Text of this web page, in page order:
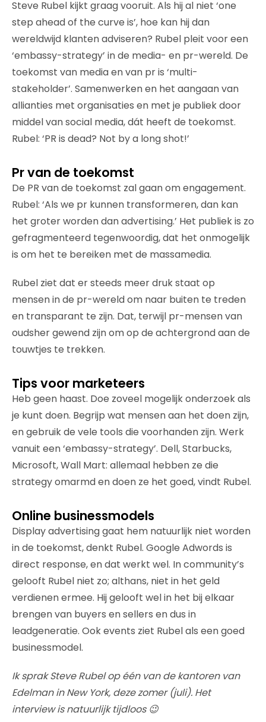
Steve Rubel kijkt graag vooruit. Als hij al niet ‘one
step ahead of the curve is’, hoe kan hij dan
wereldwijd klanten adviseren? Rubel pleit voor een
‘embassy-strategy’ in de media- en pr-wereld. De
toekomst van media en van pr is ‘multi-
stakeholder’. Samenwerken en het aangaan van
allianties met organisaties en met je publiek door
middel van social media, dát heeft de toekomst.
Rubel: ‘PR is dead? Not by a long shot!’
Pr van de toekomst
De PR van de toekomst zal gaan om engagement.
Rubel: ‘Als we pr kunnen transformeren, dan kan
het groter worden dan advertising.’ Het publiek is zo
gefragmenteerd tegenwoordig, dat het onmogelijk
is om het te bereiken met de massamedia.
Rubel ziet dat er steeds meer druk staat op
mensen in de pr-wereld om naar buiten te treden
en transparant te zijn. Dat, terwijl pr-mensen van
oudsher gewend zijn om op de achtergrond aan de
touwtjes te trekken.
Tips voor marketeers
Heb geen haast. Doe zoveel mogelijk onderzoek als
je kunt doen. Begrijp wat mensen aan het doen zijn,
en gebruik de vele tools die voorhanden zijn. Werk
vanuit een ‘embassy-strategy’. Dell, Starbucks,
Microsoft, Wall Mart: allemaal hebben ze die
strategy omarmd en doen ze het goed, vindt Rubel.
Online businessmodels
Display advertising gaat hem natuurlijk niet worden
in de toekomst, denkt Rubel. Google Adwords is
direct response, en dat werkt wel. In community’s
gelooft Rubel niet zo; althans, niet in het geld
verdienen ermee. Hij gelooft wel in het bij elkaar
brengen van buyers en sellers en dus in
leadgeneratie. Ook events ziet Rubel als een goed
businessmodel.
Ik sprak Steve Rubel op één van de kantoren van
Edelman in New York, deze zomer (juli). Het
interview is natuurlijk tijdloos 😉